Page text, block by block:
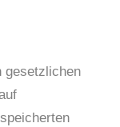
gesetzlichen